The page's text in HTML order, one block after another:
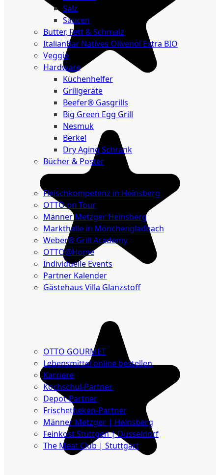
Salz
Saucen
Butter, Fett & Schmalz
ItalianBar Natives Olivenöl Extra BIO
Veggie
Hardware
Küchenhelfer
Grillgeräte
Beefer® Gasgrills
Big Green Egg Grill
Nesmuk
Berkel
Dry Aging Schrank
Bücher & Poster
Events
Fleischkompetenz in Heinsberg
OTTO on Tour
Männer Metzger Heinsberg
Markthalle in Mönchengladbach
Weber® Grill Academy
OTTO@Home
Individuelle Events
Partner Kalender
Gästehaus Villa Glanzstoff
OTTO GOURMET
Lebensmittel online bestellen
Karriere
Kochschul-Partner
Depot-Partner
Frischetheken-Partner
Männer Metzger | Heinsberg
Feinkost Stüttgen | Düsseldorf
The Meat Club | Stuttgart